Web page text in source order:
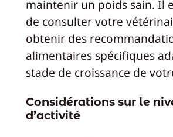
maintenir un poids sain. Il
de consulter votre
obtenir des
alimentaires spécifiques
stade de croissance de
Considérations sur le
d’activité